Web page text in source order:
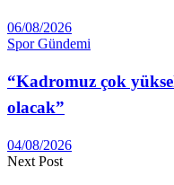
06/08/2026
Spor Gündemi
“Kadromuz çok
olacak”
04/08/2026
Next Post